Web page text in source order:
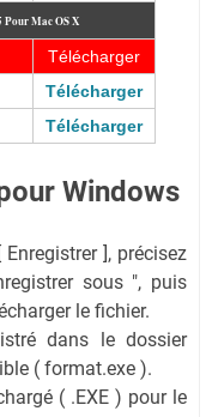
Pour Mac OS X
Télécharger
Télécharger
Télécharger
Windows
], précisez
sous ", puis
le fichier.
dans le dossier
( format.exe ).
( .EXE ) pour le